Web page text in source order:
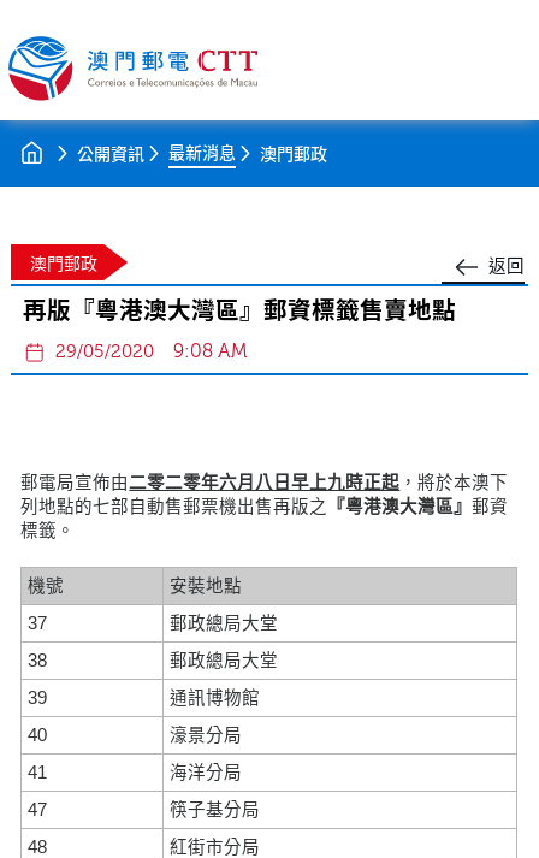
公開資訊 最新消息 澳門郵政
返回
澳門郵政
再版『粵港澳大灣區』郵資標籤售賣地點
29/05/2020 9:08 AM
郵電局宣佈由二零二零年六月八日早上九時正起 ，將於本澳下
列地點的七部自動售郵票機出售再版之
『粵港澳大灣區』郵資
標籤。
機號
安裝地點
37
郵政總局大堂
38
郵政總局大堂
39
通訊博物館
40
濠景分局
41
海洋分局
47
筷子基分局
48
紅街市分局